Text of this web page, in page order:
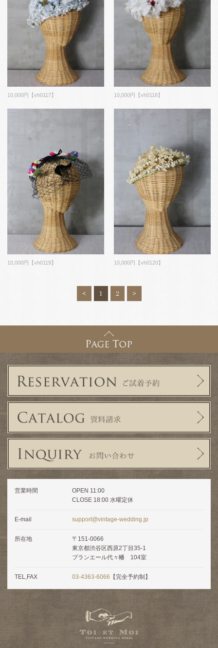
10,000円【vh0117】 10,000円【vh0118】
10,000円【vh0119】 10,000円【vh0120】
< 1 2 >
営業時間
OPEN 11:00
CLOSE 18:00 水曜定休
E-mail support@vintage-wedding.jp
所在地
〒151-0066
東京都渋谷区西原2丁目35-1
ブランエール代々幡 104室
TEL,FAX 03-4363-6066 【完全予約制】